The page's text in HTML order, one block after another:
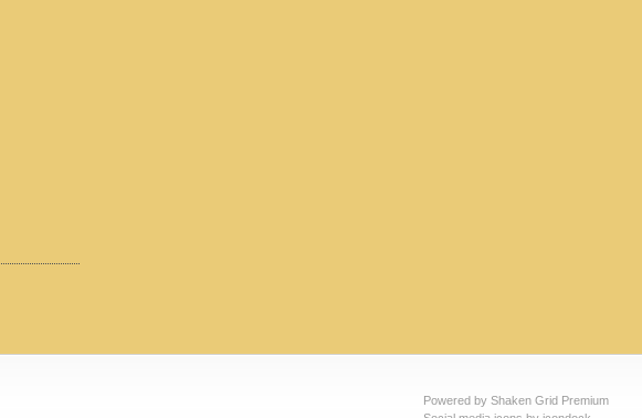
Powered by Shaken Grid Premium